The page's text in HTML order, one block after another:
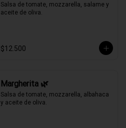
Salsa de tomate, mozzarella, salame y
aceite de oliva.
$12.500
Margherita 🌿
Salsa de tomate, mozzarella, albahaca
y aceite de oliva.